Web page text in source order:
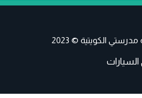
الكويتية © 2023